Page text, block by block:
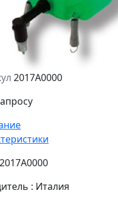
2017A0000
: Италия